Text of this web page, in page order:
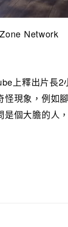
Network
上釋出片長2
怪現象，例如
個大膽的人